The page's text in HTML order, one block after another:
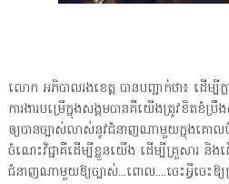
លោក អភិបាលរងខេត្ត បានបញ្ជាក់ថា៖ ដើម្បី
ការងារបម្រើក្នុងសង្គមបានគឺយើងត្រូវខិតខំប្រឹ
ឲ្យបានច្បាស់លាស់នូវជំនាញណាមួយក្នុងគោល
ចំណេះវិជ្ជាគឺដើម្បីខ្លួនយើង ដើម្បីគ្រួសារ និ
ជំនាញណាមួយឱ្យច្បាស់...ពោល....ចេះអ្វីចេះឱ្យ